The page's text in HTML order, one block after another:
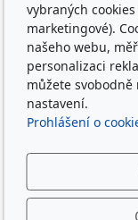
Partneři
24. 1. 2025 O
vybraných
marketingové).
našeho webu,
personalizaci
můžete
nastavení.
Prohlášení o